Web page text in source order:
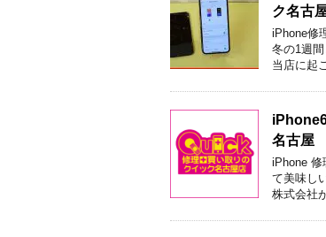
ク名古
iPhone修
冬の1週
当店に起
名古屋
iPhone
て美味し
株式会社